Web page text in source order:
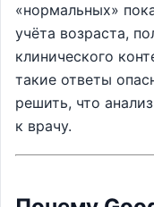
«нормальных»
учёта возраста,
клинического
такие ответы
решить, что
к врачу.